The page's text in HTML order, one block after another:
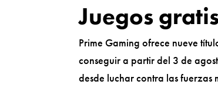
Juegos
Prime Gaming ofrece nueve
conseguir a partir del 3 de
desde luchar contra las fuerzas